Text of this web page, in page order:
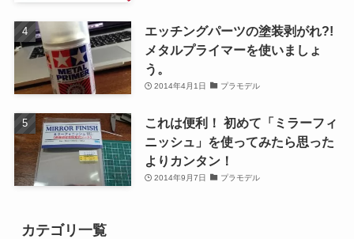
エッチングパーツの塗装剥がれ?!
メタルプライマーを使いましょ
う。
2014年4月1日 プラモデル
これは便利！ 初めて「ミラーフィ
ニッシュ」を使ってみたら思った
よりカンタン！
2014年9月7日 プラモデル
カテゴリ一覧